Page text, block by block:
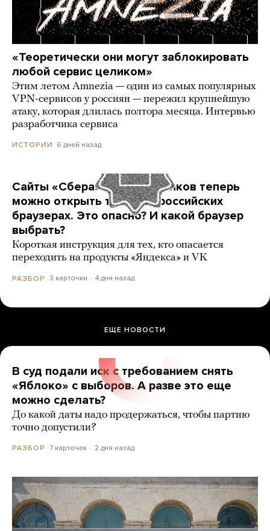
«Теоретически они могут заблокировать
любой сервис целиком»
Этим летом Amnezia — один из самых популярных
VPN-сервисов у россиян — пережил крупнейшую
атаку, которая длилась полтора месяца. Интервью
разработчика сервиса
ИСТОРИИ 6 дней назад
Сайты «Сбера» и других банков теперь
можно открыть только в российских
браузерах. Это опасно? И какой браузер
выбрать?
Короткая инструкция для тех, кто опасается
переходить на продукты «Яндекса» и VK
РАЗБОР 3 карточки 4 дня назад
ЕЩЕ НОВОСТИ
В суд подали иск с требованием снять
«Яблоко» с выборов. А разве это еще
можно сделать?
До какой даты надо продержаться, чтобы партию
точно допустили?
РАЗБОР 7 карточек 2 дня назад